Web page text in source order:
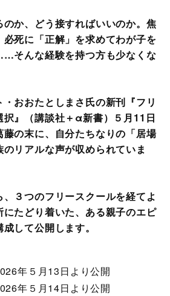
か、どう接すればいいのか。焦
死に「正解」を求めてわが子を
そんな経験を持つ方も少なくな
おおたとしまさ氏の新刊『フリ
択』（講談社＋α新書）５月11日
の末に、自分たちなりの「居場
リアルな声が収められていま
３つのフリースクールを経てよ
にたどり着いた、ある親子のエピ
して公開します。
年５月13日より公開
年５月14日より公開